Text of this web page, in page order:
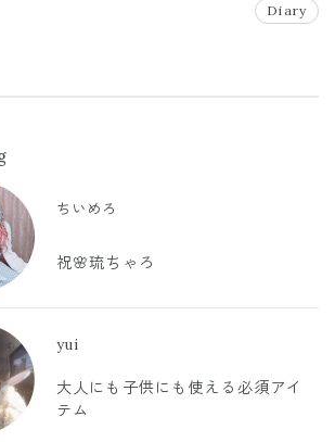
Diary
ちいめろ
祝🌸琉ちゃろ
yui
大人にも子供にも使える必須アイ
テム